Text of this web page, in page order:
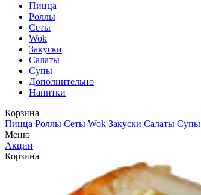
Пицца
Роллы
Сеты
Wok
Закуски
Салаты
Супы
Дополнительно
Напитки
Корзина
Пицца Роллы Сеты Wok Закуски Салаты Супы
Меню
Акции
Корзина